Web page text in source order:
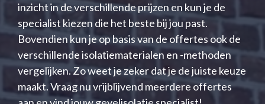
inzicht in de verschillende prijzen en kun je de
specialist kiezen die het beste bij jou past.
Bovendien kun je op basis van de offertes ook de
verschillende isolatiematerialen en -methoden
vergelijken. Zo weet je zeker dat je de juiste keuze
maakt. Vraag nu vrijblijvend meerdere offertes